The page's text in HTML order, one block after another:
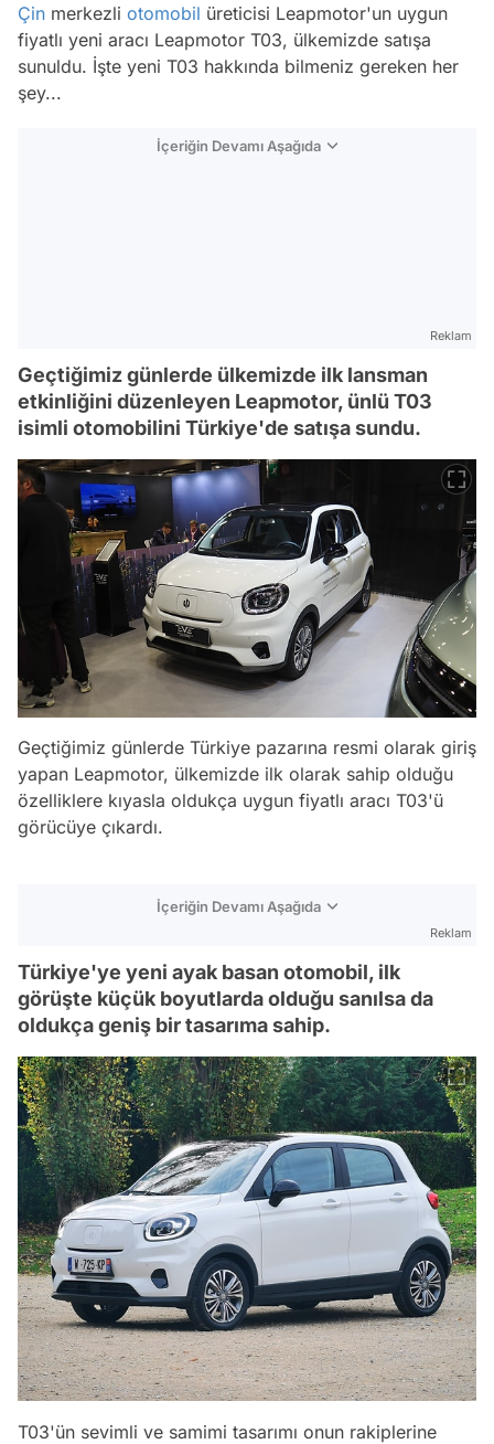
Çin merkezli otomobil üreticisi Leapmotor'un uygun
fiyatlı yeni aracı Leapmotor T03, ülkemizde satışa
sunuldu. İşte yeni T03 hakkında bilmeniz gereken her
şey...
İçeriğin Devamı Aşağıda
Reklam
Geçtiğimiz günlerde ülkemizde ilk lansman
etkinliğini düzenleyen Leapmotor, ünlü T03
isimli otomobilini Türkiye'de satışa sundu.
Geçtiğimiz günlerde Türkiye pazarına resmi olarak giriş
yapan Leapmotor, ülkemizde ilk olarak sahip olduğu
özelliklere kıyasla oldukça uygun fiyatlı aracı T03'ü
görücüye çıkardı.
İçeriğin Devamı Aşağıda
Reklam
Türkiye'ye yeni ayak basan otomobil, ilk
görüşte küçük boyutlarda olduğu sanılsa da
oldukça geniş bir tasarıma sahip.
T03'ün sevimli ve samimi tasarımı onun rakiplerine